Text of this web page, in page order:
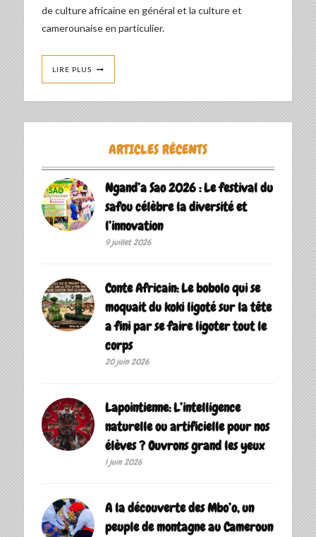
de culture africaine en général et la culture et
camerounaise en particulier.
LIRE PLUS
ARTICLES RÉCENTS
Ngand’a Sao 2026 : Le festival du
safou célèbre la diversité et
l’innovation
9 juillet 2026
Conte Africain: Le bobolo qui se
moquait du koki ligoté sur la tête
a fini par se faire ligoter tout le
corps
20 juin 2026
Lapointienne: L’intelligence
naturelle ou artificielle pour nos
élèves ? Ouvrons grand les yeux
1 juin 2026
A la découverte des Mbo’o, un
peuple de montagne au Cameroun